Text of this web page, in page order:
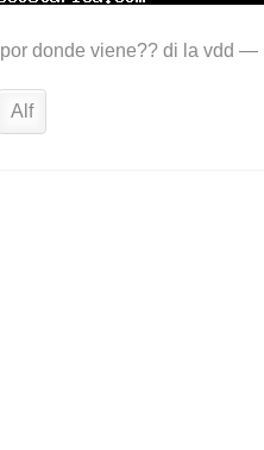
por donde viene?? di la vdd —
Alf